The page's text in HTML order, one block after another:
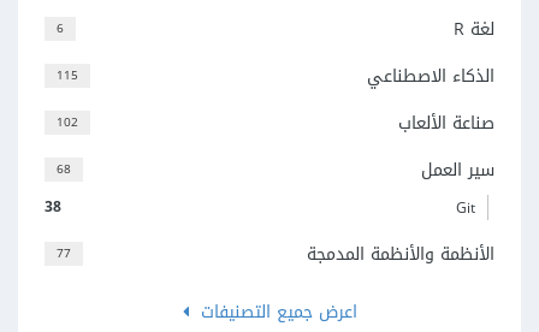
6 لغة R
115 الذكاء الاصطناعي
102 صناعة الألعاب
68 سير العمل
38 Git
77
الأنظمة والأنظمة المدمجة
اعرض جميع التصنيفات